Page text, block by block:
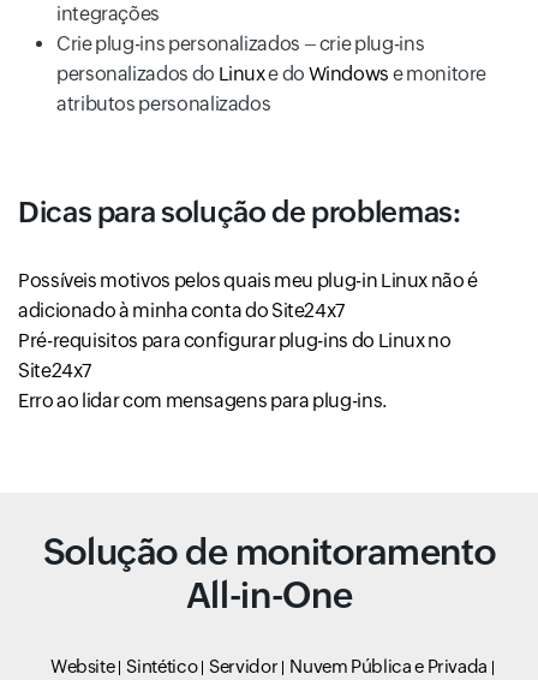
integrações
Crie plug-ins personalizados – crie plug-ins
personalizados do Linuxe do Windows e monitore
atributos personalizados
Dicas para solução de problemas:
Possíveis motivos pelos quais meu plug-in Linux não é
adicionado à minha conta do Site24x7
Pré-requisitos para configurar plug-ins do Linux no
Site24x7
Erro ao lidar com mensagens para plug-ins.
Solução de monitoramento
All-in-One
Website Sintético Servidor
Nuvem Pública e Privada